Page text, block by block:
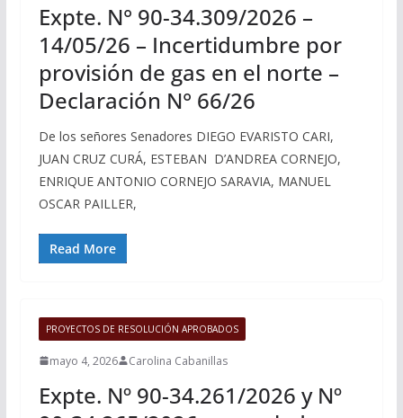
Expte. N° 90-34.309/2026 –
14/05/26 – Incertidumbre por
provisión de gas en el norte –
Declaración N° 66/26
De los señores Senadores DIEGO EVARISTO CARI,
JUAN CRUZ CURÁ, ESTEBAN D’ANDREA CORNEJO,
ENRIQUE ANTONIO CORNEJO SARAVIA, MANUEL
OSCAR PAILLER,
Read More
PROYECTOS DE RESOLUCIÓN APROBADOS
mayo 4, 2026 Carolina Cabanillas
Expte. Nº 90-34.261/2026 y Nº